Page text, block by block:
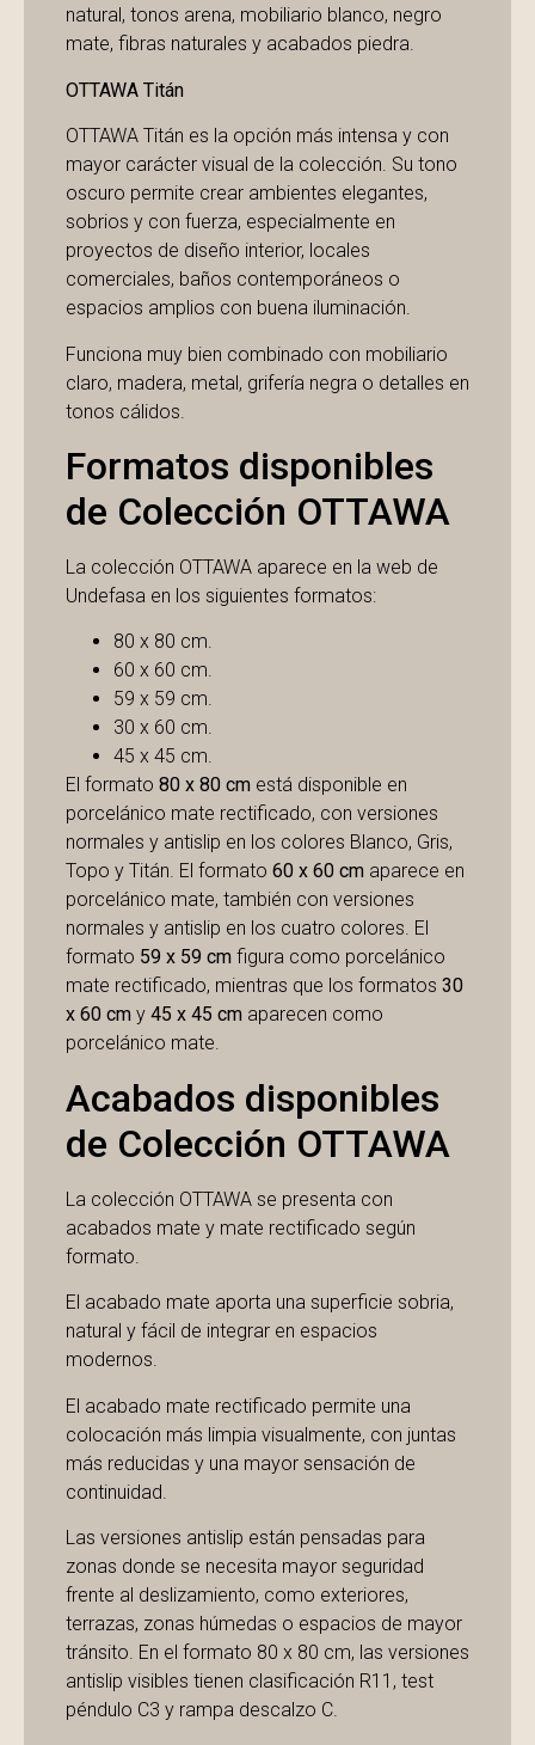
natural, tonos arena, mobiliario blanco, negro
mate, fibras naturales y acabados piedra.
OTTAWA Titán
OTTAWA Titán es la opción más intensa y con
mayor carácter visual de la colección. Su tono
oscuro permite crear ambientes elegantes,
sobrios y con fuerza, especialmente en
proyectos de diseño interior, locales
comerciales, baños contemporáneos o
espacios amplios con buena iluminación.
Funciona muy bien combinado con mobiliario
claro, madera, metal, grifería negra o detalles en
tonos cálidos.
Formatos disponibles
de Colección OTTAWA
La colección OTTAWA aparece en la web de
Undefasa en los siguientes formatos:
80 x 80 cm.
60 x 60 cm.
59 x 59 cm.
30 x 60 cm.
45 x 45 cm.
El formato 80 x 80 cm está disponible en
porcelánico mate rectificado, con versiones
normales y antislip en los colores Blanco, Gris,
Topo y Titán. El formato 60 x 60 cm aparece en
porcelánico mate, también con versiones
normales y antislip en los cuatro colores. El
formato 59 x 59 cm figura como porcelánico
mate rectificado, mientras que los formatos 30
x 60 cm y 45 x 45 cm aparecen como
porcelánico mate.
Acabados disponibles
de Colección OTTAWA
La colección OTTAWA se presenta con
acabados mate y mate rectificado según
formato.
El acabado mate aporta una superficie sobria,
natural y fácil de integrar en espacios
modernos.
El acabado mate rectificado permite una
colocación más limpia visualmente, con juntas
más reducidas y una mayor sensación de
continuidad.
Las versiones antislip están pensadas para
zonas donde se necesita mayor seguridad
frente al deslizamiento, como exteriores,
terrazas, zonas húmedas o espacios de mayor
tránsito. En el formato 80 x 80 cm, las versiones
antislip visibles tienen clasificación R11, test
péndulo C3 y rampa descalzo C.